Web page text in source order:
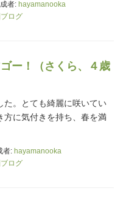
者: hayamanooka
ログ
ー！（さくら、４歳
た。とても綺麗に咲いてい
方に気付きを持ち、春を満
者: hayamanooka
ログ